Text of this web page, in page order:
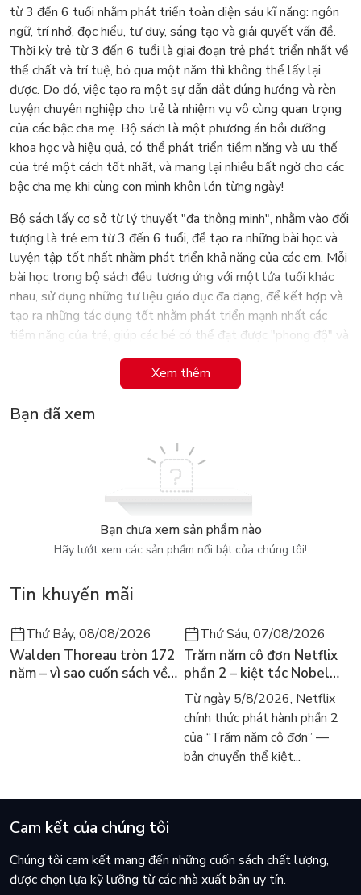
từ 3 đến 6 tuổi nhằm phát triển toàn diện sáu kĩ năng: ngôn
ngữ, trí nhớ, đọc hiểu, tư duy, sáng tạo và giải quyết vấn đề.
Thời kỳ trẻ từ 3 đến 6 tuổi là giai đoạn trẻ phát triển nhất về
thể chất và trí tuệ, bỏ qua một năm thì không thể lấy lại
được. Do đó, việc tạo ra một sự dẫn dắt đúng hướng và rèn
luyện chuyên nghiệp cho trẻ là nhiệm vụ vô cùng quan trọng
của các bậc cha mẹ. Bộ sách là một phương án bồi dưỡng
khoa học và hiệu quả, có thể phát triển tiềm năng và ưu thế
của trẻ một cách tốt nhất, và mang lại nhiều bất ngờ cho các
bậc cha mẹ khi cùng con mình khôn lớn từng ngày!
Bộ sách lấy cơ sở từ lý thuyết "đa thông minh", nhằm vào đối
tượng là trẻ em từ 3 đến 6 tuổi, để tạo ra những bài học và
luyện tập tốt nhất nhằm phát triển khả năng của các em. Mỗi
bài học trong bộ sách đều tương ứng với một lứa tuổi khác
nhau, sử dụng những tư liệu giáo dục đa dạng, để kết hợp và
tạo ra những tác dụng tốt nhằm phát triển mạnh nhất các
tiềm năng của trẻ, giúp các bé có thể đạt được "phong độ" và
ưu thế tốt nhất về trí tuệ của mình, giúp trẻ khắc phục các
điểm yếu và phát huy điểm mạnh. Bộ sách mang lại cho các
bậc cha mẹ yêu con một "bảo thư" để phát triển trí lực, khai
phá tiềm năng, mở cửa tương lai cho con trẻ, giúp các bậc phụ
Xem thêm
Bạn đã xem
Bạn chưa xem sản phẩm nào
Hãy lướt xem các sản phẩm nổi bật của chúng tôi!
Tin khuyến mãi
Thứ Bảy, 08/08/2026
Walden Thoreau tròn 172
năm – vì sao cuốn sách về
Thứ Sáu, 07/08/2026
Trăm năm cô đơn Netflix
phần 2 – kiệt tác Nobel
trở lại màn ảnh, dòng
người tìm đọc lại García
Márquez
Từ ngày 5/8/2026, Netflix
chính thức phát hành phần 2
của “Trăm năm cô đơn” —
bản chuyển thể kiệt...
Cam kết của chúng tôi
Chúng tôi cam kết mang đến những cuốn sách chất lượng,
được chọn lựa kỹ lưỡng từ các nhà xuất bản uy tín.